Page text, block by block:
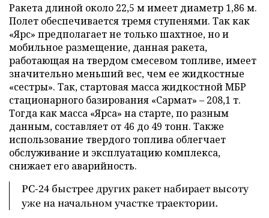
Ракета длиной около 22,5 м имеет диаметр 1,86 м.
Полет обеспечивается тремя ступенями. Так как
«Ярс» предполагает не только шахтное, но и
мобильное размещение, данная ракета,
работающая на твердом смесевом топливе, имеет
значительно меньший вес, чем ее жидкостные
«сестры». Так, стартовая масса жидкостной МБР
стационарного базирования «Сармат» – 208,1 т.
Тогда как масса «Ярса» на старте, по разным
данным, составляет от 46 до 49 тонн. Также
использование твердого топлива облегчает
обслуживание и эксплуатацию комплекса,
снижает его аварийность.
PC-24 быстрее других ракет набирает высоту
уже на начальном участке траектории.